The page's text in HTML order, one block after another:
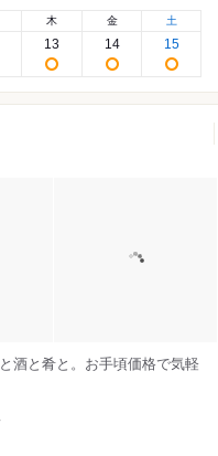
木
13
金
14
土
15
酒と肴と。お手頃価格で気軽